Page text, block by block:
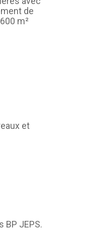
de
m²
et
BP JEPS.